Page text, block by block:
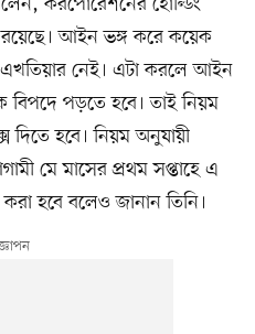
রয়েছে। আইন ভঙ্গ করে কয়েক
এখতিয়ার নেই। এটা করলে আইন
বিপদে পড়তে হবে। তাই নিয়ম
দিতে হবে। নিয়ম অনুযায়ী
মে মাসের প্রথম সপ্তাহে এ
হবে বলেও জানান তিনি।